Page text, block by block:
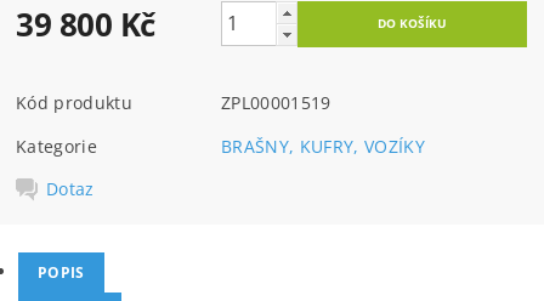
39 800 Kč
Kód produktu
ZPL00001519
Kategorie
BRAŠNY, KUFRY, VOZÍKY
Dotaz
POPIS